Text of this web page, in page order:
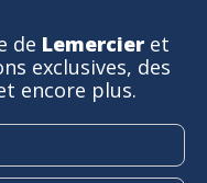
de Lemercier et
exclusives, des
encore plus.